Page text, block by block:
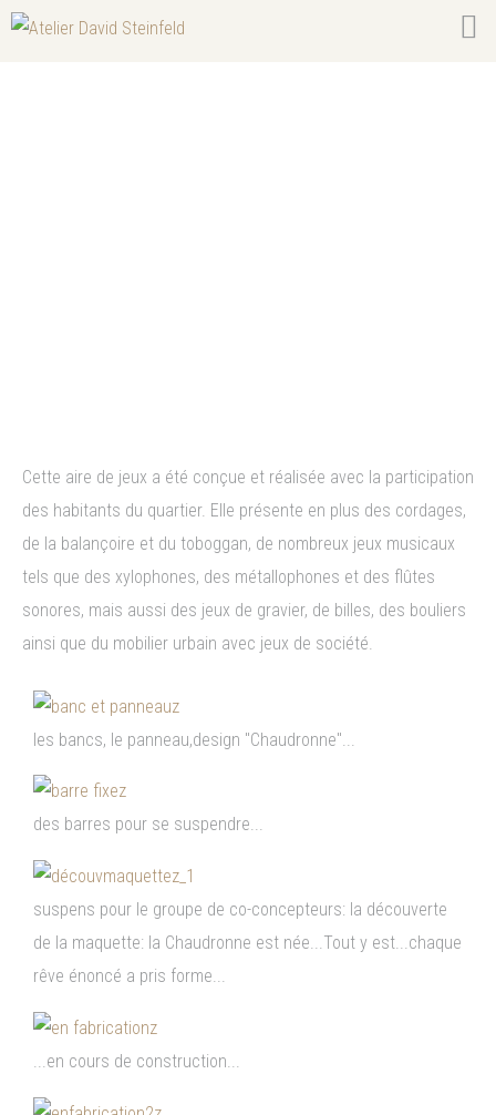
Cette aire de jeux a été conçue et réalisée avec la participation
des habitants du quartier. Elle présente en plus des cordages,
de la balançoire et du toboggan, de nombreux jeux musicaux
tels que des xylophones, des métallophones et des flûtes
sonores, mais aussi des jeux de gravier, de billes, des bouliers
ainsi que du mobilier urbain avec jeux de société.
les bancs, le panneau,design "Chaudronne"...
des barres pour se suspendre...
suspens pour le groupe de co-concepteurs: la découverte
de la maquette: la Chaudronne est née...Tout y est...chaque
rêve énoncé a pris forme...
...en cours de construction...